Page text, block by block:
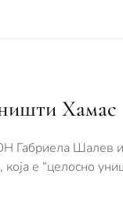
Хамас
Габриела Шалев
која е “целосно